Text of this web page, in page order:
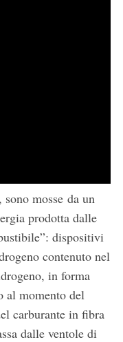
mosse da un
prodotta dalle
dispositivi
contenuto nel
in forma
al momento del
carburante in fibra
dalle ventole di